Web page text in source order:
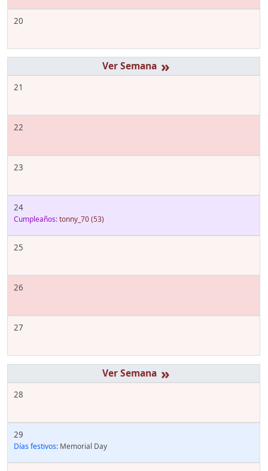
20
»
21
22
23
24
Cumpleaños:tonny_70(53)
25
26
27
»
28
29
Días festivos: Memorial Day